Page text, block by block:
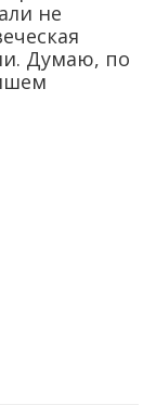
не
Думаю, по